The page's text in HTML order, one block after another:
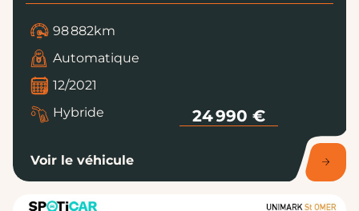
98 882km
Automatique
12/2021
Hybride
24 990 €
Voir le véhicule